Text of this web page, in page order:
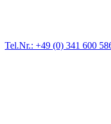
Tel.Nr.: +49 (0) 341 600